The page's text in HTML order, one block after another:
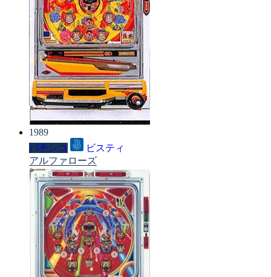
1989
パチンコ
ビスティ
アルファローズ